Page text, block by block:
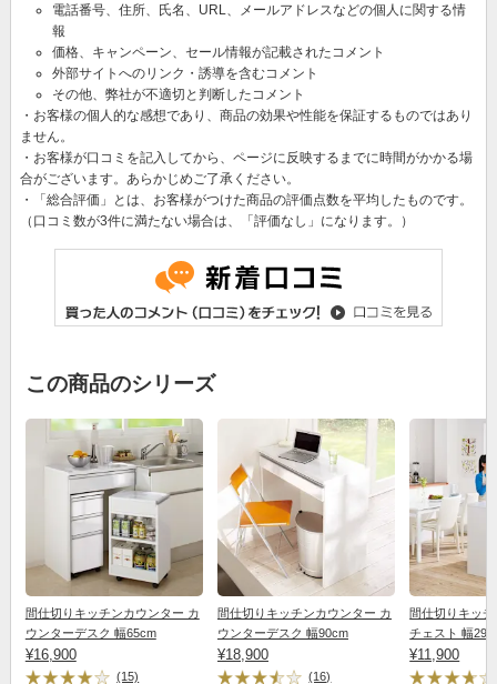
電話番号、住所、氏名、URL、メールアドレスなどの個人に関する情
報
価格、キャンペーン、セール情報が記載されたコメント
外部サイトへのリンク・誘導を含むコメント
その他、弊社が不適切と判断したコメント
・お客様の個人的な感想であり、商品の効果や性能を保証するものではあり
ません。
・お客様が口コミを記入してから、ページに反映するまでに時間がかかる場
合がございます。あらかじめご了承ください。
・「総合評価」とは、お客様がつけた商品の評価点数を平均したものです。
（口コミ数が3件に満たない場合は、「評価なし」になります。）
この商品のシリーズ
間仕切りキッチンカウンター カ
ウンターデスク 幅65cm
¥16,900
(15)
間仕切りキッチンカウンター カ
ウンターデスク 幅90cm
¥18,900
(16)
間仕切りキッ
チェスト 幅
¥11,900